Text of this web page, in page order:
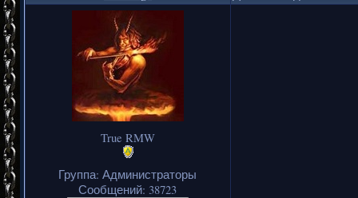
True RMW
Группа: Администраторы
Сообщений: 38723